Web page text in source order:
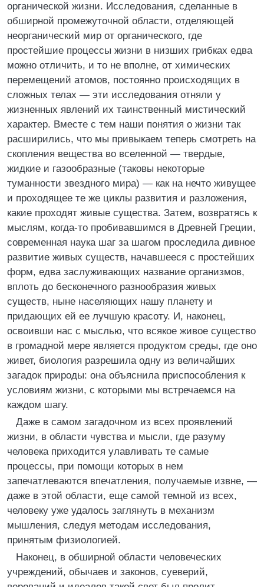
органической жизни. Исследования, сделанные в
обширной промежуточной области, отделяющей
неорганический мир от органического, где
простейшие процессы жизни в низших грибках едва
можно отличить, и то не вполне, от химических
перемещений атомов, постоянно происходящих в
сложных телах — эти исследования отняли у
жизненных явлений их таинственный мистический
характер. Вместе с тем наши понятия о жизни так
расширились, что мы привыкаем теперь смотреть на
скопления вещества во вселенной — твердые,
жидкие и газообразные (таковы некоторые
туманности звездного мира) — как на нечто живущее
и проходящее те же циклы развития и разложения,
какие проходят живые существа. Затем, возвратясь к
мыслям, когда-то пробивавшимся в Древней Греции,
современная наука шаг за шагом проследила дивное
развитие живых существ, начавшееся с простейших
форм, едва заслуживающих название организмов,
вплоть до бесконечного разнообразия живых
существ, ныне населяющих нашу планету и
придающих ей ее лучшую красоту. И, наконец,
освоивши нас с мыслью, что всякое живое существо
в громадной мере является продуктом среды, где оно
живет, биология разрешила одну из величайших
загадок природы: она объяснила приспособления к
условиям жизни, с которыми мы встречаемся на
каждом шагу.
Даже в самом загадочном из всех проявлений
жизни, в области чувства и мысли, где разуму
человека приходится улавливать те самые
процессы, при помощи которых в нем
запечатлеваются впечатления, получаемые извне, —
даже в этой области, еще самой темной из всех,
человеку уже удалось заглянуть в механизм
мышления, следуя методам исследования,
принятым физиологией.
Наконец, в обширной области человеческих
учреждений, обычаев и законов, суеверий,